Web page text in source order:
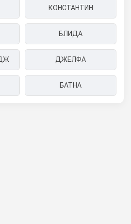
КОНСТАНТИН
БЛИДА
ДЖЕЛФА
БАТНА